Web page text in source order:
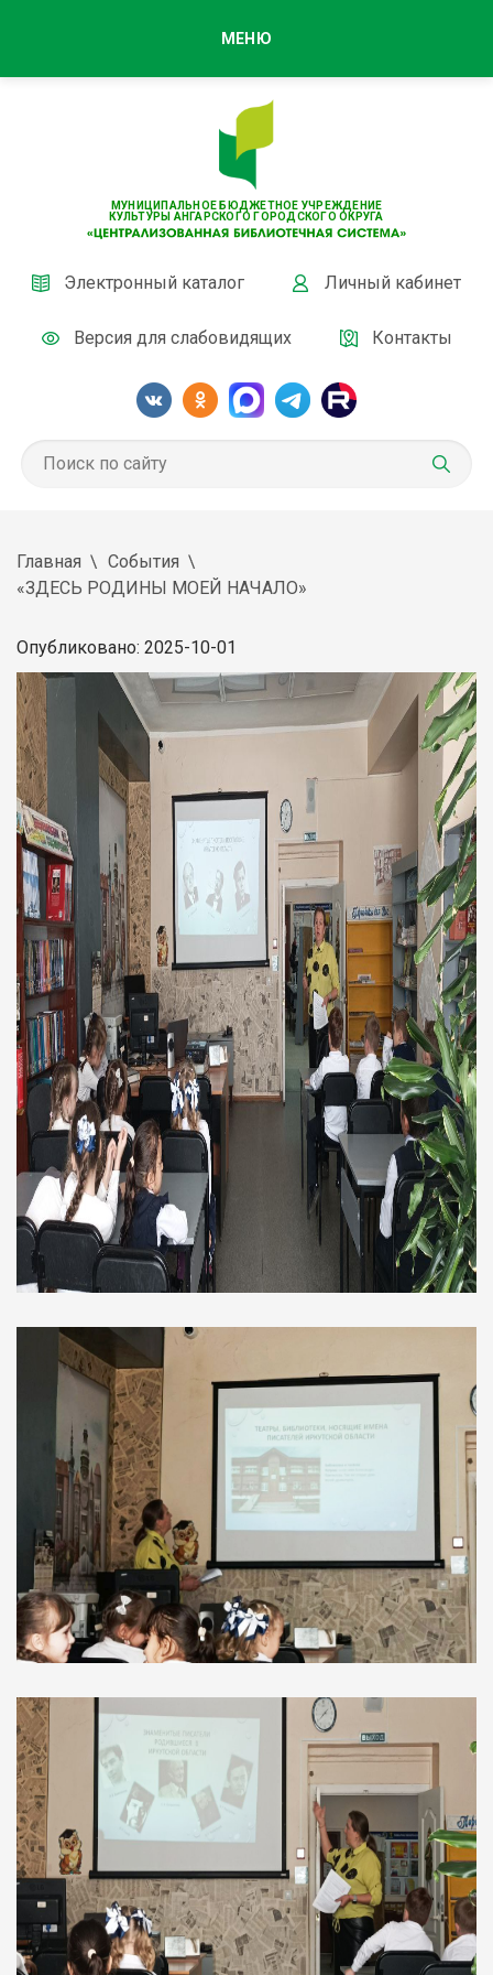
МУНИЦИПАЛЬНОЕ БЮДЖЕТНОЕ УЧРЕЖДЕНИЕ
КУЛЬТУРЫ АНГАРСКОГО ГОРОДСКОГО ОКРУГА
Электронный каталог Личный кабинет
Версия для слабовидящих Контакты
МЕНЮ
Главная
События
«ЗДЕСЬ РОДИНЫ МОЕЙ НАЧАЛО»
Опубликовано: 2025-10-01